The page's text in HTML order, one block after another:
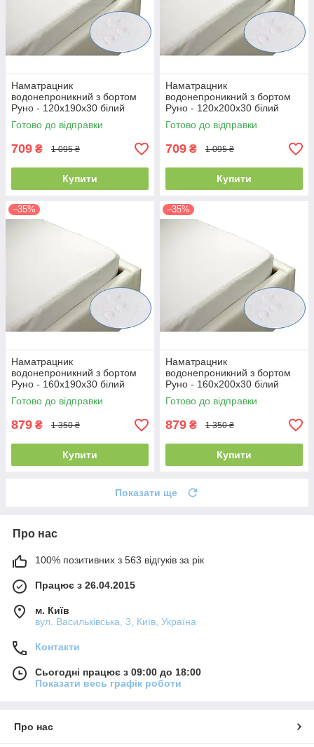
Наматрацник
водонепроникний з бортом
Руно - 120x190x30 білий
(21386)
Готово до відправки
709 ₴ 1 095 ₴
Купити
Наматрацник
водонепроникний з бортом
Руно - 120x200x30 білий
(21381)
Готово до відправки
709 ₴ 1 095 ₴
Купити
–35%
Наматрацник
водонепроникний з бортом
Руно - 160x190x30 білий
(21388)
Готово до відправки
879 ₴ 1 350 ₴
Купити
–35%
Наматрацник
водонепроникний з бортом
Руно - 160x200x30 білий
(21383)
Готово до відправки
879 ₴ 1 350 ₴
Купити
Показати ще
Про нас
100% позитивних з 563 відгуків за рік
Працює з 26.04.2015
м. Київ
вул. Васильківська, 3, Київ, Україна
Контакти
Сьогодні працює з 09:00 до 18:00
Показати весь графік роботи
Про нас